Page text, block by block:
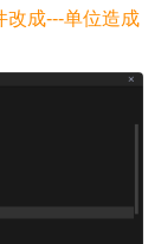
改成---单位造成